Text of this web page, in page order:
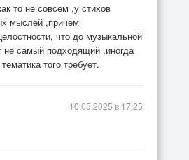
то не совсем ,у стихов
мыслей ,причем
что до музыкальной
не самый подходящий ,иногда
того требует.
10.05.2025 в 17:25